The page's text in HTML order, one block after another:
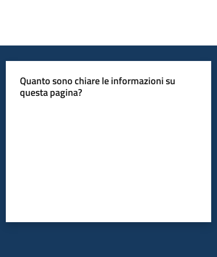
Quanto sono chiare le informazioni su
questa pagina?